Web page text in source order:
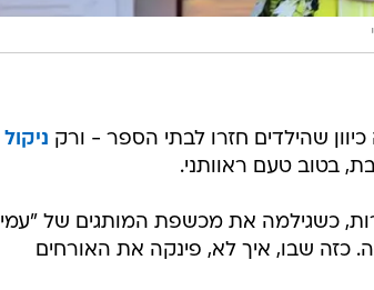
שהילדים חזרו לבתי הספר - ורק ניקול
בטוב טעם ראוותני.
כשגילמה את מכשפת המותגים של "עמי
כזה שבו, איך לא, פינקה את האורחים